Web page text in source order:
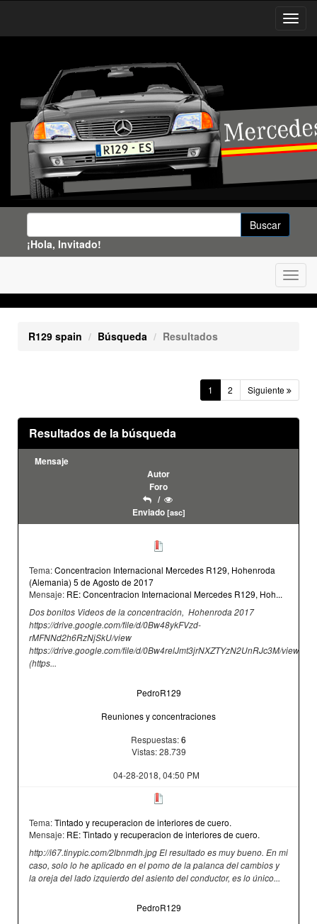
¡Hola, Invitado!
R129 spain Búsqueda Resultados
1 (current)
2 Siguiente
Resultados de la búsqueda
Mensaje
Autor
Foro
/
Enviado [asc]
Tema:Concentracion Internacional Mercedes R129, Hohenroda
(Alemania) 5 de Agosto de 2017
Mensaje: RE: Concentracion Internacional Mercedes R129, Hoh...
Dos bonitos Videos de la concentración, Hohenroda 2017
https://drive.google.com/file/d/0Bw48ykFVzd-
rMFNNd2h6RzNjSkU/view
https://drive.google.com/file/d/0Bw4relJmt3jrNXZTYzN2UnRJc3M/view
(https...
PedroR129
Reuniones y concentraciones
Respuestas:6
Vistas: 28.739
04-28-2018, 04:50 PM
Tema:Tintado y recuperacion de interiores de cuero.
Mensaje: RE: Tintado y recuperacion de interiores de cuero.
http://i67.tinypic.com/2lbnmdh.jpg El resultado es muy bueno. En mi
caso, solo lo he aplicado en el pomo de la palanca del cambios y
la oreja del lado izquierdo del asiento del conductor, es lo único...
PedroR129